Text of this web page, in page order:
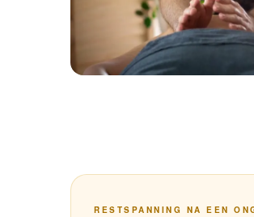
RESTSPANNING NA EEN